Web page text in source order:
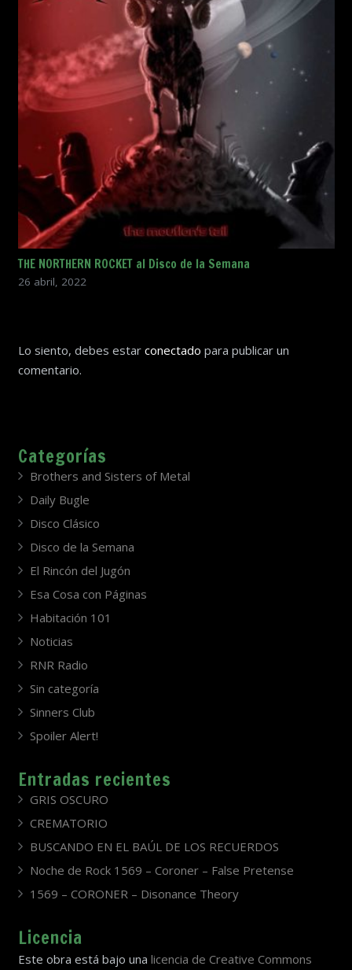
THE NORTHERN ROCKET al Disco de la Semana
26 abril, 2022
Lo siento, debes estar conectado para publicar un
comentario.
Categorías
Brothers and Sisters of Metal
Daily Bugle
Disco Clásico
Disco de la Semana
El Rincón del Jugón
Esa Cosa con Páginas
Habitación 101
Noticias
RNR Radio
Sin categoría
Sinners Club
Spoiler Alert!
Entradas recientes
GRIS OSCURO
CREMATORIO
BUSCANDO EN EL BAÚL DE LOS RECUERDOS
Noche de Rock 1569 – Coroner – False Pretense
1569 – CORONER – Disonance Theory
Licencia
Este obra está bajo una licencia de Creative Commons